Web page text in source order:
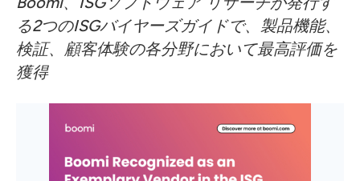
る2つのISGバイヤーズガイドで、製品機能、
検証、顧客体験の各分野において最高評価を
獲得